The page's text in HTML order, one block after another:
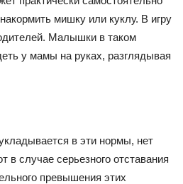
мишку или куклу. В игру
Малышки в таком
у мамы на руках, разглядывая
в эти нормы, нет
в случае серьезного отставания
превышения этих